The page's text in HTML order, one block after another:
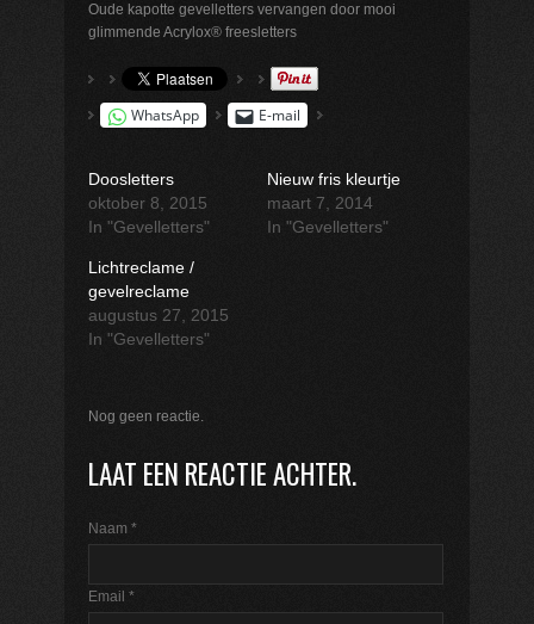
Oude kapotte gevelletters vervangen door mooi
glimmende Acrylox® freesletters
WhatsApp E-mail
Doosletters
oktober 8, 2015
In "Gevelletters"
Nieuw fris kleurtje
maart 7, 2014
In "Gevelletters"
Lichtreclame /
gevelreclame
augustus 27, 2015
In "Gevelletters"
Nog geen reactie.
LAAT EEN REACTIE ACHTER.
Naam *
Email *